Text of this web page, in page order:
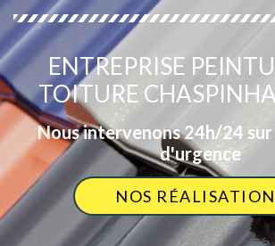
ENTREPRISE
TOITURE
Nous intervenons 24h/24
d'urgence
NOS